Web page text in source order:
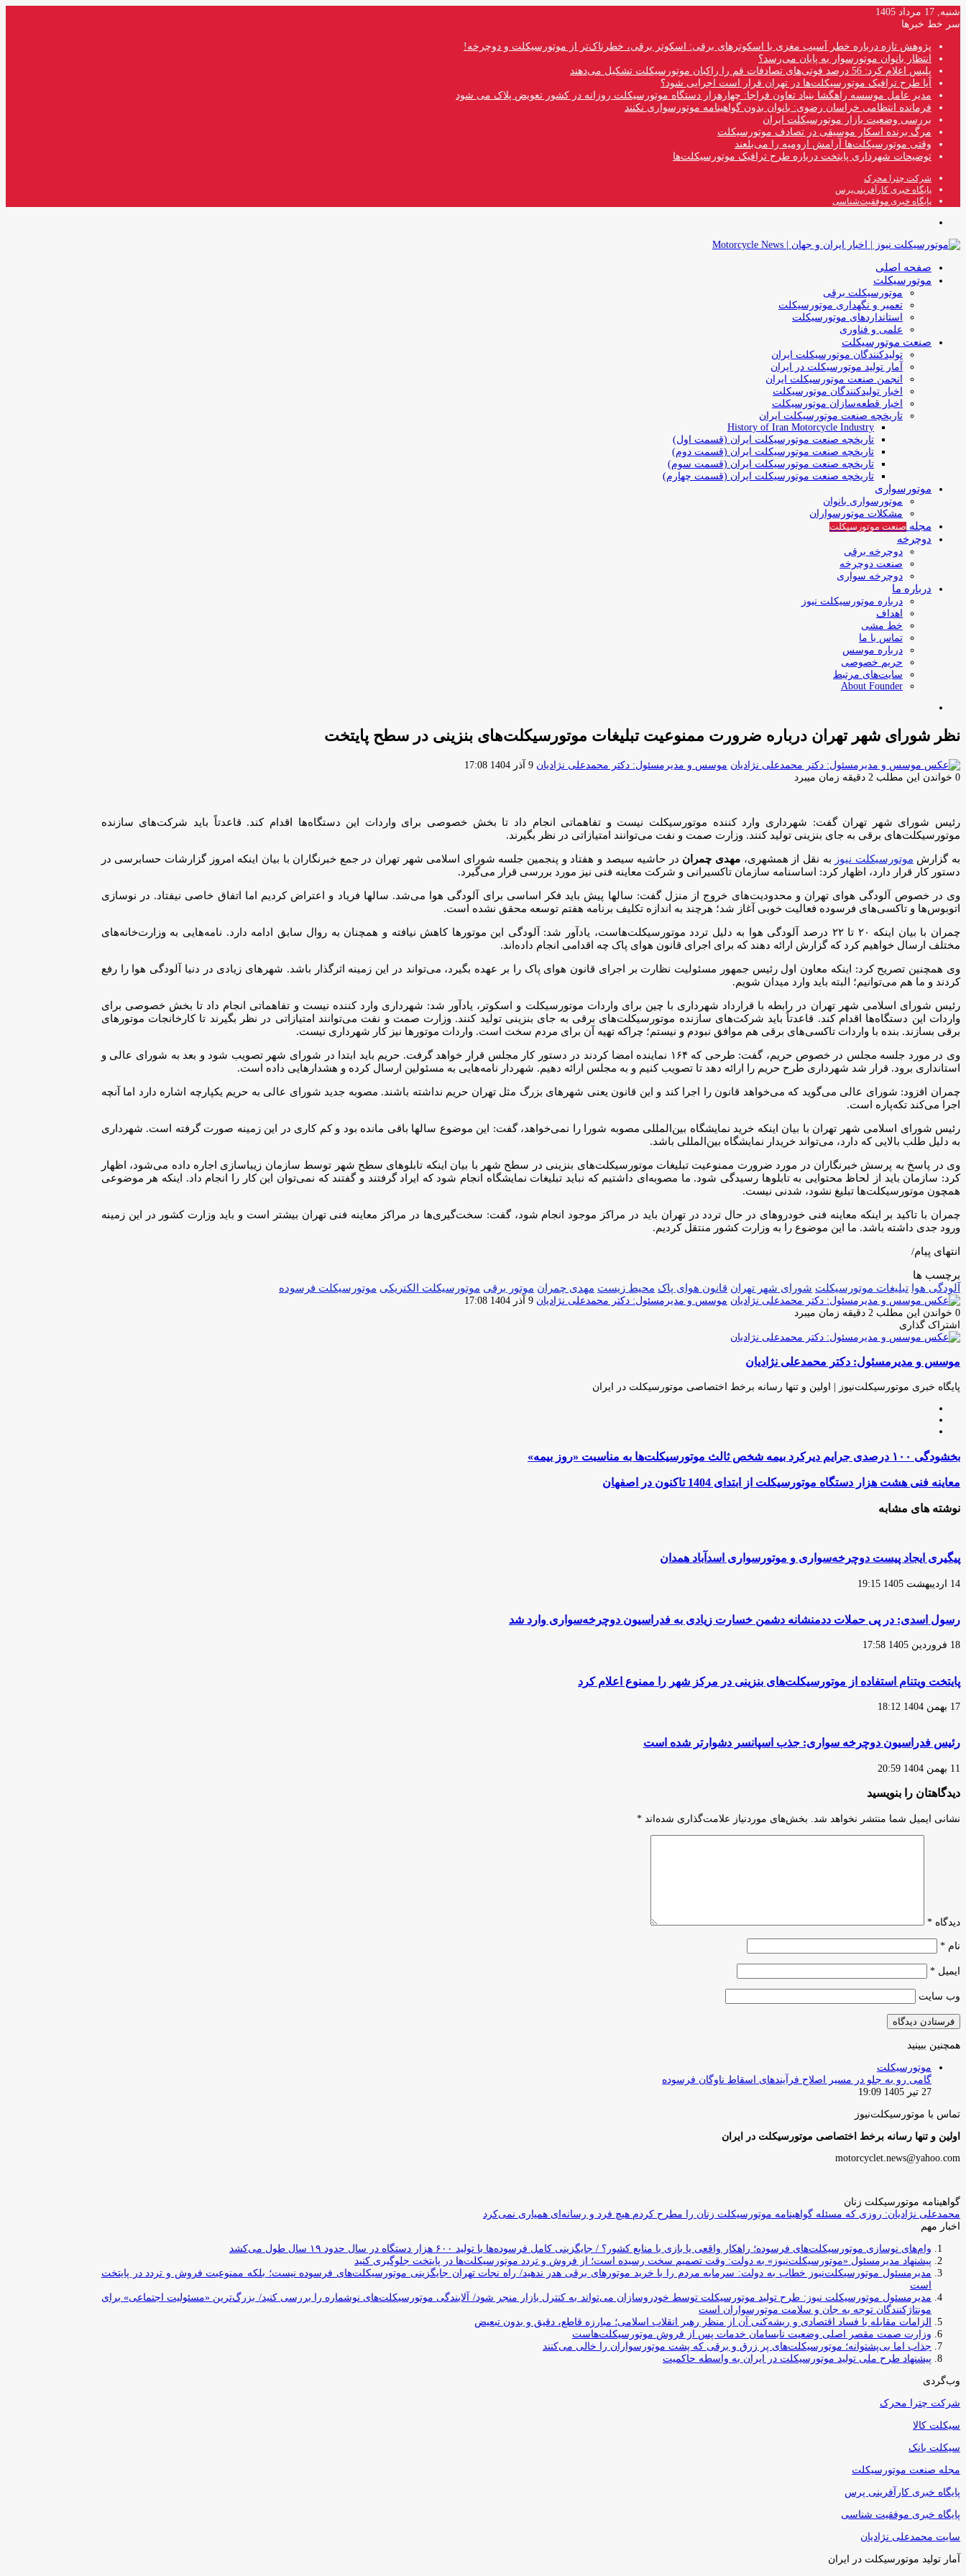
شنبه, 17 مرداد 1405
سر خط خبرها
پژوهش تازه درباره خطر آسیب مغزی با اسکوترهای برقی: اسکوتر برقی، خطرناک‌تر از موتورسیکلت و دوچرخه!
انتظار بانوان موتورسوار به پایان می‌رسد؟
پلیس اعلام کرد: 56 درصد فوتی‌های تصادفات قم را راکبان موتورسیکلت تشکیل می‌دهند
آیا طرح ترافیک موتورسیکلت‌ها در تهران قرار است اجرایی شود؟
مدیر عامل موسسه راهگشا بنیاد تعاون فراجا: چهارهزار دستگاه موتورسیکلت روزانه در کشور تعویض پلاک می شود
فرمانده انتظامی خراسان رضوی: بانوان بدون گواهینامه موتورسواری نکنند
بررسی وضعیت بازار موتورسیکلت ایران
مرگ برنده اسکار موسیقی در تصادف موتورسیکلت
وقتی موتورسیکلت‌ها آرامش ارومیه را می‌بلعند
توضیحات شهرداری پایتخت درباره طرح ترافیک موتورسیکلت‌ها
شرکت چترا محرک
پایگاه خبری کارآفرینی‌پرس
پایگاه خبری موفقیت‌شناسی
صفحه اصلی
موتورسیکلت
موتورسیکلت برقی
تعمیر و نگهداری موتورسیکلت
استانداردهای موتورسیکلت
علمی و فناوری
صنعت موتورسیکلت
تولیدکنندگان موتورسیکلت ایران
آمار تولید موتورسیکلت در ایران
انجمن صنعت موتورسیکلت ایران
اخبار تولیدکنندگان موتورسیکلت
اخبار قطعه‌سازان موتورسیکلت
تاریخچه صنعت موتورسیکلت ایران
History of Iran Motorcycle Industry
تاریخچه صنعت موتورسیکلت ایران (قسمت اول)
تاریخچه صنعت موتورسیکلت ایران (قسمت دوم)
تاریخچه صنعت موتورسیکلت ایران (قسمت سوم)
تاریخچه صنعت موتورسیکلت ایران (قسمت چهارم)
موتورسواری
موتورسواری بانوان
مشکلات موتورسواران
مجله صنعت موتورسیکلت
دوچرخه
دوچرخه برقی
صنعت دوچرخه
دوچرخه سواری
درباره ما
درباره موتورسیکلت نیوز
اهداف
خط مشی
تماس با ما
درباره موسس
حریم خصوصی
سایت‌های مرتبط
About Founder
نظر شورای شهر تهران درباره ضرورت ممنوعیت تبلیغات موتورسیکلت‌های بنزینی در سطح پایتخت
موسس و مدیرمسئول: دکتر محمدعلی نژادیان ارسال
9 آذر 1404 17:08
0 خواندن این مطلب 2 دقیقه زمان میبرد
رئیس شورای شهر تهران گفت: شهرداری وارد کننده موتورسیکلت نیست و تفاهماتی انجام داد تا بخش خصوصی برای واردات این دستگاه‌ها اقدام کند. قاعدتاً باید شرکت‌های سازنده
موتورسیکلت‌های برقی به جای بنزینی تولید کنند. وزارت صمت و نفت می‌توانند امتیازاتی در نظر بگیرند.
به گزارش موتورسیکلت نیوز به نقل از همشهری، مهدی چمران در حاشیه سیصد و هفتاد و پنجمین جلسه شورای اسلامی شهر تهران در جمع خبرنگاران با بیان اینکه امروز گزارشات حسابرسی در
دستور کار قرار دارد، اظهار کرد: اساسنامه سازمان تاکسیرانی و شرکت معاینه فنی نیز مورد بررسی قرار می‌گیرد.
وی در خصوص آلودگی هوای تهران و محدودیت‌های خروج از منزل گفت: سالها پیش باید فکر اساسی برای آلودگی هوا می‌شد.‌ سالها فریاد و اعتراض کردیم اما اتفاق خاصی نیفتاد. در نوسازی
اتوبوس‌ها و تاکسی‌های فرسوده فعالیت خوبی آغاز شد؛ هرچند به اندازه تکلیف برنامه هفتم توسعه محقق نشده است.
چمران با بیان اینکه ۲۰ تا ۲۲ درصد آلودگی هوا به دلیل تردد موتورسیکلت‌هاست، یادآور شد: آلودگی این موتورها کاهش نیافته و همچنان به روال سابق ادامه دارد. نامه‌هایی به وزارت‌خانه‌های
مختلف ارسال خواهیم کرد که گزارش ارائه دهند که برای اجرای قانون هوای پاک چه اقدامی انجام داده‌اند.
وی همچنین تصریح کرد: اینکه معاون اول رئیس جمهور مسئولیت نظارت بر اجرای قانون هوای پاک را بر عهده بگیرد، می‌تواند در این زمینه اثرگذار باشد. شهرهای زیادی در دنیا آلودگی هوا را رفع
کردند و ما هم می‌توانیم؛ البته باید وارد میدان شویم.
رئیس شورای اسلامی شهر تهران در رابطه با قرارداد شهرداری با چین برای واردات موتورسیکلت و اسکوتر، یادآور شد: شهرداری وارد کننده نیست و تفاهماتی انجام داد تا بخش خصوصی برای
واردات این دستگاه‌ها اقدام کند. قاعدتاً باید شرکت‌های سازنده موتورسیکلت‌های برقی به جای بنزینی تولید کنند. وزارت صمت و نفت می‌توانند امتیازاتی در نظر بگیرند تا کارخانجات موتورهای
برقی بسازند. بنده با واردات تاکسی‌های برقی هم موافق نبودم و نیستم؛ چراکه تهیه آن برای مردم سخت است. واردات موتورها نیز کار شهرداری نیست.
وی در مورد جلسه مجلس در خصوص حریم، گفت: طرحی که ۱۶۴ نماینده امضا کردند در دستور کار مجلس قرار خواهد گرفت. حریم باید ابتدا در شورای شهر تصویب شود و بعد به شورای عالی و
استانداری برود. قرار شد شهرداری طرح حریم را ارائه دهد تا تصویب کنیم و به مجلس ارائه دهیم. شهردار نامه‌هایی به مسئولین ارسال کرده و هشدارهایی داده است.
چمران افزود: شورای عالی می‌گوید که می‌خواهد قانون را اجرا کند و این قانون یعنی شهرهای بزرگ مثل تهران حریم نداشته باشند. مصوبه جدید شورای عالی به حریم یکپارچه اشاره دارد اما آنچه
اجرا می‌کند تکه‌پاره است.
رئیس شورای اسلامی شهر تهران با بیان اینکه خرید نمایشگاه بین‌المللی مصوبه شورا را نمی‌خواهد، گفت: این موضوع سالها باقی مانده بود و کم کاری در این زمینه صورت گرفته است. شهرداری
به دلیل طلب بالایی که دارد، می‌تواند خریدار نمایشگاه بین‌المللی باشد.
وی در پاسخ به پرسش خبرنگاران در مورد ضرورت ممنوعیت تبلیغات موتورسیکلت‌های بنزینی در سطح شهر با بیان اینکه تابلوهای سطح شهر توسط سازمان زیباسازی اجاره داده می‌شود، اظهار
کرد: سازمان باید از لحاظ محتوایی به تابلوها رسیدگی شود. ما مصوبه‌ای داشتیم که نباید تبلیغات نمایشگاه انجام شود که ایراد گرفتند و گفتند که نمی‌توان این کار را انجام داد. اینکه هر موضوعی
همچون موتورسیکلت‌ها تبلیغ نشود، شدنی نیست.
چمران با تاکید بر اینکه معاینه فنی خودروهای در حال تردد در تهران باید در مراکز موجود انجام شود، گفت: سخت‌گیری‌ها در مراکز معاینه فنی تهران بیشتر است و باید وزارت کشور در این زمینه
ورود جدی داشته باشد. ما این موضوع را به وزارت کشور منتقل کردیم.
انتهای پیام/
برچسب ها
آلودگی هوا تبلیغات موتورسیکلت شورای شهر تهران قانون هوای پاک محیط زیست مهدی چمران موتور برقی موتورسیکلت الکتریکى موتورسیکلت فرسوده
موسس و مدیرمسئول: دکتر محمدعلی نژادیان ارسال
9 آذر 1404 17:08
0 خواندن این مطلب 2 دقیقه زمان میبرد
اشتراک گذاری
فیس
توئیتر
لینکدین
واتس
تلگرام
اشتراک
از
ایمیل
چاپ
موسس و مدیرمسئول: دکتر محمدعلی نژادیان
پایگاه خبری موتورسیکلت‌نیوز | اولین و تنها رسانه برخط اختصاصی موتورسیکلت در ایران
بخشودگی
درصدی
جرایم
دیرکرد
بیمه
موتورسیکلت‌ها
به
مناسبت
«روز
بخشودگی ۱۰۰ درصدی جرایم دیرکرد بیمه شخص ثالث موتورسیکلت‌ها به مناسبت «روز بیمه»
معاینه
هشت
هزار
از
ابتدای
1404
تاکنون
اصفهان
معاینه فنی هشت هزار دستگاه موتورسیکلت از ابتدای 1404 تاکنون در اصفهان
نوشته های مشابه
پیگیری ایجاد پیست دوچرخه‌سواری و موتورسواری اسدآباد همدان
14 اردیبهشت 1405 19:15
رسول اسدی: در پی حملات ددمنشانه دشمن خسارت زیادی به فدراسیون دوچرخه‌سواری وارد شد
18 فروردین 1405 17:58
پایتخت ویتنام استفاده از موتورسیکلت‌های بنزینی در مرکز شهر را ممنوع اعلام کرد
17 بهمن 1404 18:12
رئیس فدراسیون دوچرخه سواری: جذب اسپانسر دشوارتر شده است
11 بهمن 1404 20:59
دیدگاهتان را بنویسید
نشانی ایمیل شما منتشر نخواهد شد. بخش‌های موردنیاز علامت‌گذاری شده‌اند *
دیدگاه *
نام *
ایمیل *
وب‌ سایت
همچنین ببینید
موتورسیکلت
گامی رو به جلو در مسیر اصلاح فرآیندهای اسقاط ناوگان فرسوده
27 تیر 1405 19:09
تماس با موتورسیکلت‌نیوز
اولین و تنها رسانه برخط اختصاصی موتورسیکلت در ایران
motorcyclet.news@yahoo.com
گواهینامه موتورسیکلت زنان
محمدعلی نژادیان: روزی که مسئله گواهینامه موتورسیکلت زنان را مطرح کردم هیچ فرد و رسانه‌ای همیاری نمی‌کرد
اخبار مهم
وام‌های نوسازی موتورسیکلت‌های فرسوده؛ راهکار واقعی یا بازی با منابع کشور؟ / جایگزینی کامل فرسوده‌ها با تولید ۶۰۰ هزار دستگاه در سال حدود ۱۹ سال طول می‌کشد
پیشنهاد مدیرمسئول «موتورسیکلت‌نیوز» به دولت: وقت تصمیم سخت رسیده است؛ از فروش و تردد موتورسیکلت‌ها در پایتخت جلوگیری کنید
مدیرمسئول موتورسیکلت‌نیوز خطاب به دولت: سرمایه مردم را با خرید موتورهای برقی هدر ندهید/ راه نجات تهران جایگزینی موتورسیکلت‌های فرسوده نیست؛ بلکه ممنوعیت فروش و تردد در پایتخت
است
مدیرمسئول موتورسیکلت نیوز: طرح تولید موتورسیکلت توسط خودروسازان می‌تواند به کنترل بازار منجر شود/ آلایندگی موتورسیکلت‌های نوشماره را بررسی کنید/ بزرگ‌ترین «مسئولیت اجتماعی» برای
مونتاژکنندگان توجه به جان و سلامت موتورسواران است
الزامات مقابله با فساد اقتصادی و ریشه‌کنی آن از منظر رهبر انقلاب اسلامی؛ مبارزه قاطع، دقیق و بدون تبعیض
وزارت صمت مقصر اصلی وضعیت نابسامان خدمات پس از فروش موتورسیکلت‌هاست
جذاب اما بی‌پشتوانه؛ موتورسیکلت‌های پر زرق‌ و برقی که پشت موتورسواران را خالی می‌کنند
پیشنهاد طرح ملی تولید موتورسیکلت در ایران به واسطه حاکمیت
وب‌گردی
شرکت چترا محرک
سیکلت کالا
سیکلت بانک
مجله صنعت موتورسیکلت
پایگاه خبری کارآفرینی پرس
پایگاه خبری موفقیت شناسی
سایت محمدعلی نژادیان
آمار تولید موتورسیکلت در ایران